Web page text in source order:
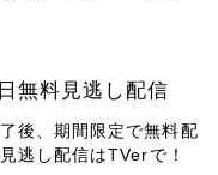
無料見逃し配信
後、期間限定で無料配
逃し配信はTVerで！